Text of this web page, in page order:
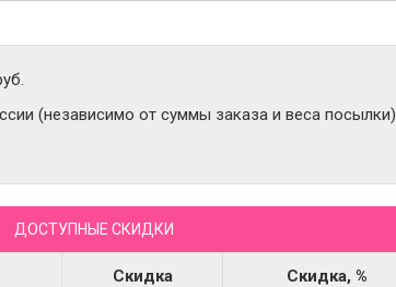
(независимо от суммы заказа и веса посылки).
ДОСТУПНЫЕ СКИДКИ
Скидка Скидка, %